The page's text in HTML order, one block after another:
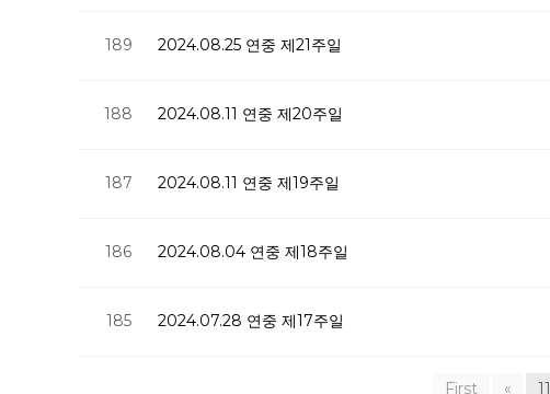
189 2024.08.25 연중 제21주일
188 2024.08.11 연중 제20주일
187 2024.08.11 연중 제19주일
186 2024.08.04 연중 제18주일
185 2024.07.28 연중 제17주일
First « 11